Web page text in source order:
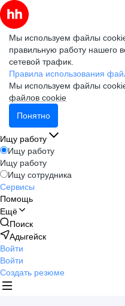
Мы используем файлы
правильную работу нашего
сетевой трафик.
Правила использования
Мы используем файлы
файлов cookie
Понятно
Ищу работу
Ищу работу
Ищу работу
Ищу сотрудника
Сервисы
Помощь
Ещё
Поиск
Адыгейск
Войти
Войти
Создать резюме